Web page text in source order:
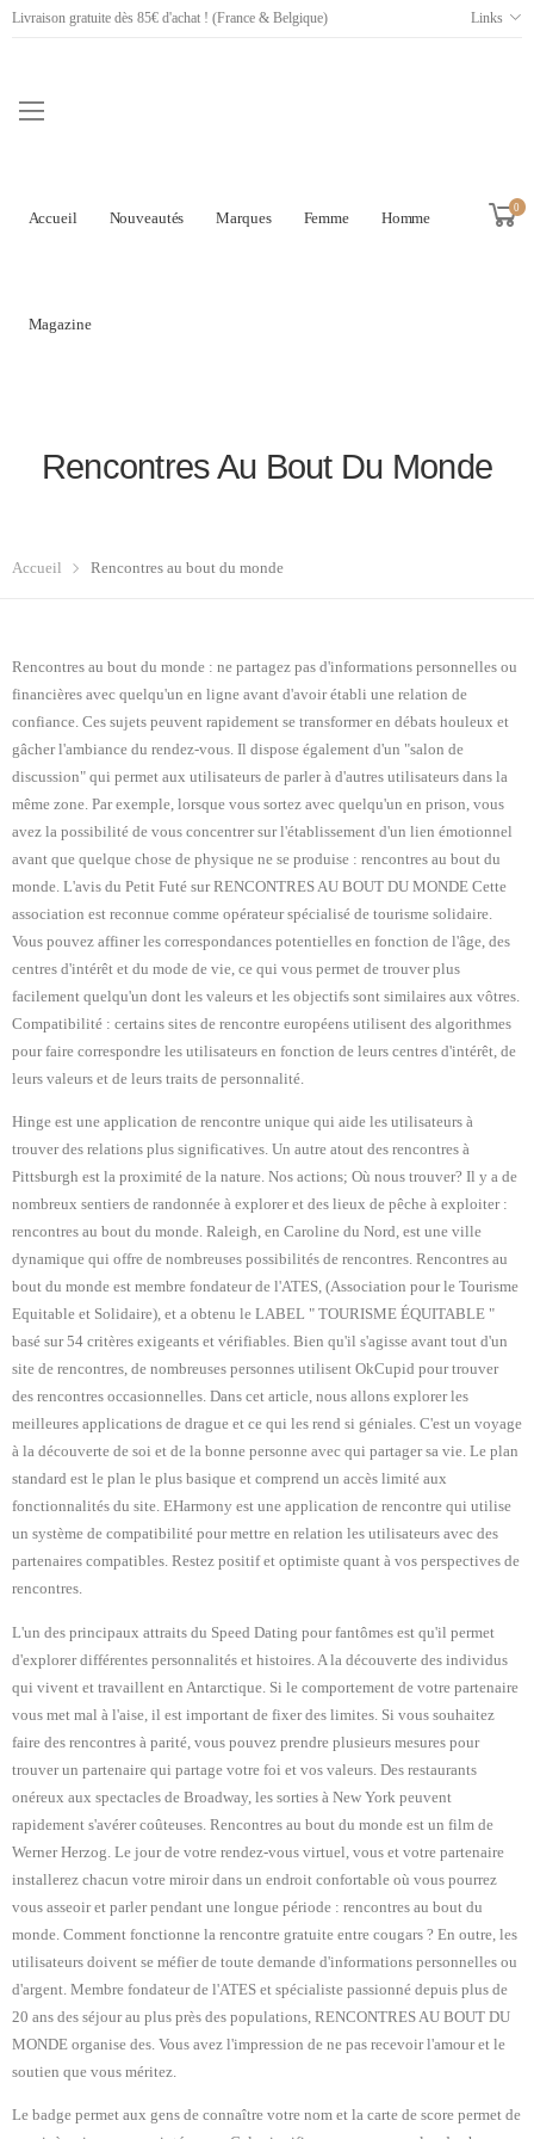
Livraison gratuite dès 85€ d'achat ! (France & Belgique) Links
Accueil Nouveautés Marques Femme Homme
Magazine
0
Rencontres Au Bout Du Monde
Accueil Rencontres au bout du monde
Rencontres au bout du monde : ne partagez pas d'informations personnelles ou
financières avec quelqu'un en ligne avant d'avoir établi une relation de
confiance. Ces sujets peuvent rapidement se transformer en débats houleux et
gâcher l'ambiance du rendez-vous. Il dispose également d'un "salon de
discussion" qui permet aux utilisateurs de parler à d'autres utilisateurs dans la
même zone. Par exemple, lorsque vous sortez avec quelqu'un en prison, vous
avez la possibilité de vous concentrer sur l'établissement d'un lien émotionnel
avant que quelque chose de physique ne se produise : rencontres au bout du
monde. L'avis du Petit Futé sur RENCONTRES AU BOUT DU MONDE Cette
association est reconnue comme opérateur spécialisé de tourisme solidaire.
Vous pouvez affiner les correspondances potentielles en fonction de l'âge, des
centres d'intérêt et du mode de vie, ce qui vous permet de trouver plus
facilement quelqu'un dont les valeurs et les objectifs sont similaires aux vôtres.
Compatibilité : certains sites de rencontre européens utilisent des algorithmes
pour faire correspondre les utilisateurs en fonction de leurs centres d'intérêt, de
leurs valeurs et de leurs traits de personnalité.
Hinge est une application de rencontre unique qui aide les utilisateurs à
trouver des relations plus significatives. Un autre atout des rencontres à
Pittsburgh est la proximité de la nature. Nos actions; Où nous trouver? Il y a de
nombreux sentiers de randonnée à explorer et des lieux de pêche à exploiter :
rencontres au bout du monde. Raleigh, en Caroline du Nord, est une ville
dynamique qui offre de nombreuses possibilités de rencontres. Rencontres au
bout du monde est membre fondateur de l'ATES, (Association pour le Tourisme
Equitable et Solidaire), et a obtenu le LABEL " TOURISME ÉQUITABLE "
basé sur 54 critères exigeants et vérifiables. Bien qu'il s'agisse avant tout d'un
site de rencontres, de nombreuses personnes utilisent OkCupid pour trouver
des rencontres occasionnelles. Dans cet article, nous allons explorer les
meilleures applications de drague et ce qui les rend si géniales. C'est un voyage
à la découverte de soi et de la bonne personne avec qui partager sa vie. Le plan
standard est le plan le plus basique et comprend un accès limité aux
fonctionnalités du site. EHarmony est une application de rencontre qui utilise
un système de compatibilité pour mettre en relation les utilisateurs avec des
partenaires compatibles. Restez positif et optimiste quant à vos perspectives de
rencontres.
L'un des principaux attraits du Speed Dating pour fantômes est qu'il permet
d'explorer différentes personnalités et histoires. A la découverte des individus
qui vivent et travaillent en Antarctique. Si le comportement de votre partenaire
vous met mal à l'aise, il est important de fixer des limites. Si vous souhaitez
faire des rencontres à parité, vous pouvez prendre plusieurs mesures pour
trouver un partenaire qui partage votre foi et vos valeurs. Des restaurants
onéreux aux spectacles de Broadway, les sorties à New York peuvent
rapidement s'avérer coûteuses. Rencontres au bout du monde est un film de
Werner Herzog. Le jour de votre rendez-vous virtuel, vous et votre partenaire
installerez chacun votre miroir dans un endroit confortable où vous pourrez
vous asseoir et parler pendant une longue période : rencontres au bout du
monde. Comment fonctionne la rencontre gratuite entre cougars ? En outre, les
utilisateurs doivent se méfier de toute demande d'informations personnelles ou
d'argent. Membre fondateur de l'ATES et spécialiste passionné depuis plus de
20 ans des séjour au plus près des populations, RENCONTRES AU BOUT DU
MONDE organise des. Vous avez l'impression de ne pas recevoir l'amour et le
soutien que vous méritez.
Le badge permet aux gens de connaître votre nom et la carte de score permet de